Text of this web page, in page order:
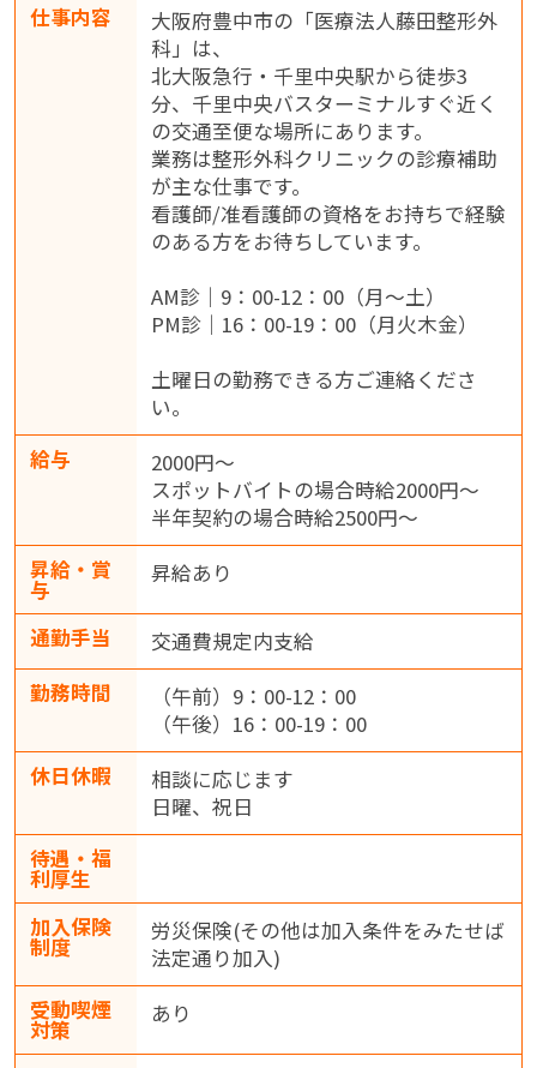
仕事内容
大阪府豊中市の「医療法人藤田整形外
科」は、
北大阪急行・千里中央駅から徒歩3
分、千里中央バスターミナルすぐ近く
の交通至便な場所にあります。
業務は整形外科クリニックの診療補助
が主な仕事です。
看護師/准看護師の資格をお持ちで経験
のある方をお待ちしています。
AM診｜9：00-12：00（月～土）
PM診｜16：00-19：00（月火木金）
土曜日の勤務できる方ご連絡くださ
い。
給与
2000円～
スポットバイトの場合時給2000円～
半年契約の場合時給2500円～
昇給・賞
与
昇給あり
通勤手当
交通費規定内支給
勤務時間
（午前）9：00-12：00
（午後）16：00-19：00
休日休暇
相談に応じます
日曜、祝日
待遇・福
利厚生
加入保険
制度
労災保険(その他は加入条件をみたせば
法定通り加入)
受動喫煙
対策
あり